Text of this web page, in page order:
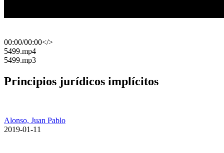
00:00/00:00</>
​5499.mp4
​5499.mp3
Principios jurídicos implícitos
Alonso, Juan Pablo
​ 2019-01-11